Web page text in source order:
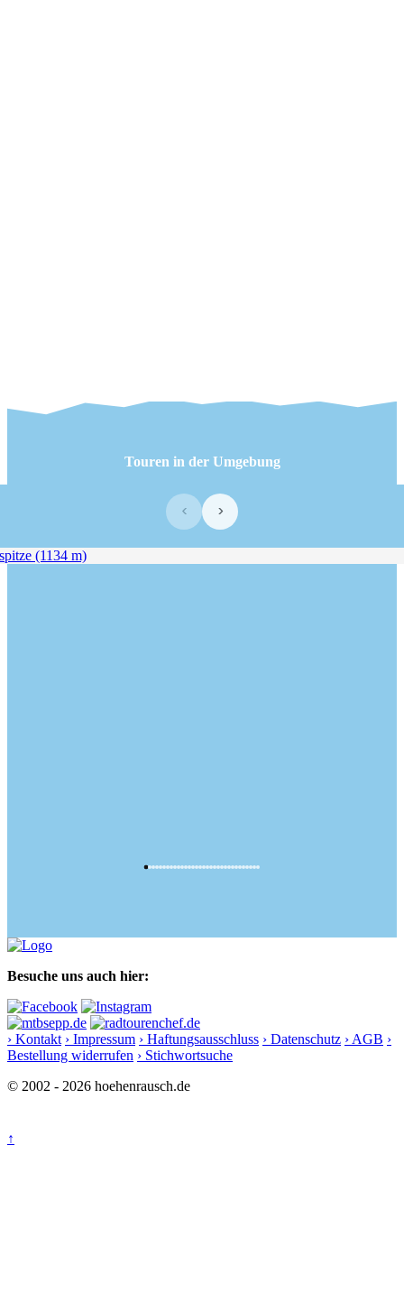
Touren in der Umgebung
‹ ›
Besuche uns auch hier:
› Kontakt › Impressum › Haftungsausschluss › Datenschutz › AGB ›
Bestellung widerrufen › Stichwortsuche
© 2002 - 2026 hoehenrausch.de
↑